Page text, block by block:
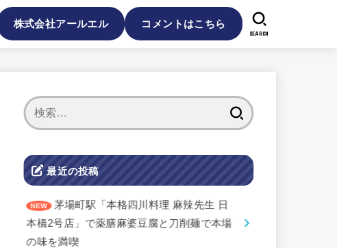
株式会社アールエル コメントはこちら
SEARCH
最近の投稿
茅場町駅「本格四川料理 麻辣先生 日
本橋2号店」で薬膳麻婆豆腐と刀削麺で本場
の味を満喫